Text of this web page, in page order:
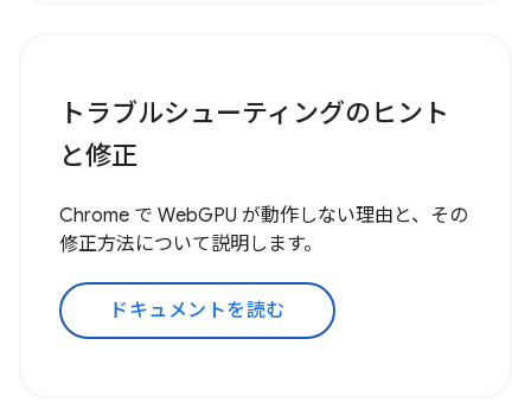
トラブルシューティングのヒント
と修正
Chrome で WebGPU が動作しない理由と、その
修正方法について説明します。
ドキュメントを読む